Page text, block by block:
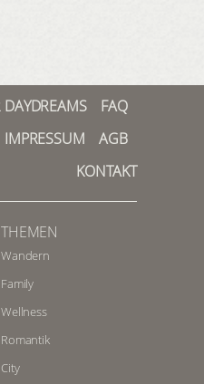
DAYDREAMS
FAQ
IMPRESSUM
AGB
KONTAKT
THEMEN
Wandern
Family
Wellness
Romantik
City